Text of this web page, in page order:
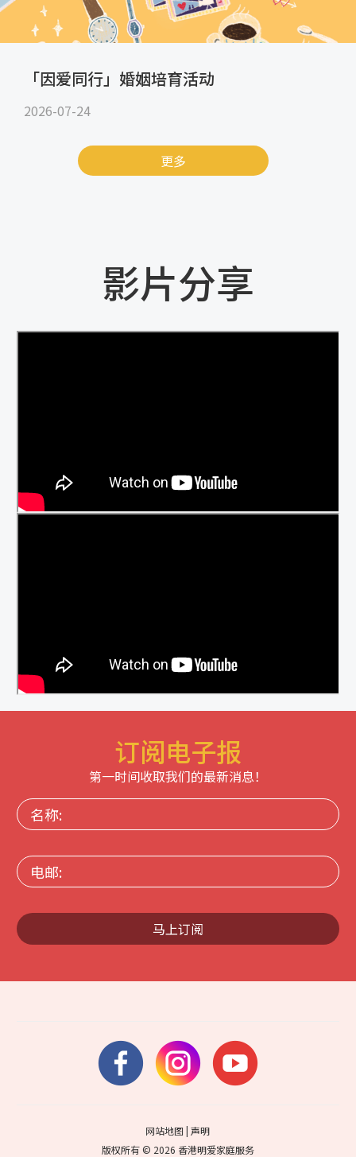
「因爱同行」婚姻培育活动
2026-07-24
更多
影片分享
订阅电子报
第一时间收取我们的最新消息！
名
称:
电
邮:
马上订阅
网站地图 |声明
版权所有 © 2026 香港明爱家庭服务